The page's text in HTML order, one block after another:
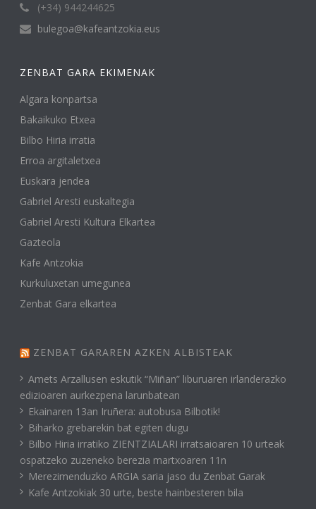
(+34) 944244625
bulegoa@kafeantzokia.eus
ZENBAT GARA EKIMENAK
Algara konpartsa
Bakaikuko Etxea
Bilbo Hiria irratia
Erroa argitaletxea
Euskara jendea
Gabriel Aresti euskaltegia
Gabriel Aresti Kultura Elkartea
Gazteola
Kafe Antzokia
Kurkuluxetan umegunea
Zenbat Gara elkartea
ZENBAT GARAREN AZKEN ALBISTEAK
Amets Arzallusen eskutik “Miñan” liburuaren irlanderazko
edizioaren aurkezpena larunbatean
Ekainaren 13an Iruñera: autobusa Bilbotik!
Biharko grebarekin bat egiten dugu
Bilbo Hiria irratiko ZIENTZIALARI irratsaioaren 10 urteak
ospatzeko zuzeneko berezia martxoaren 11n
Merezimenduzko ARGIA saria jaso du Zenbat Garak
Kafe Antzokiak 30 urte, beste hainbesteren bila